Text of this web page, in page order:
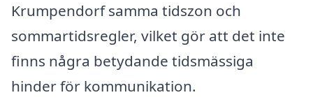
Krumpendorf samma tidszon och
sommartidsregler, vilket gör att det inte
finns några betydande tidsmässiga
hinder för kommunikation.